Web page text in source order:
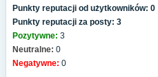
Punkty reputacji od użytkowników: 0
Punkty reputacji za posty: 3
Pozytywne: 3
Neutralne: 0
Negatywne: 0